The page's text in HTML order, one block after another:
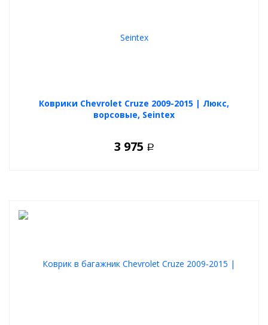
Коврики Chevrolet Cruze 2009-2015 | Люкс,
ворсовые, Seintex
3 975 Р